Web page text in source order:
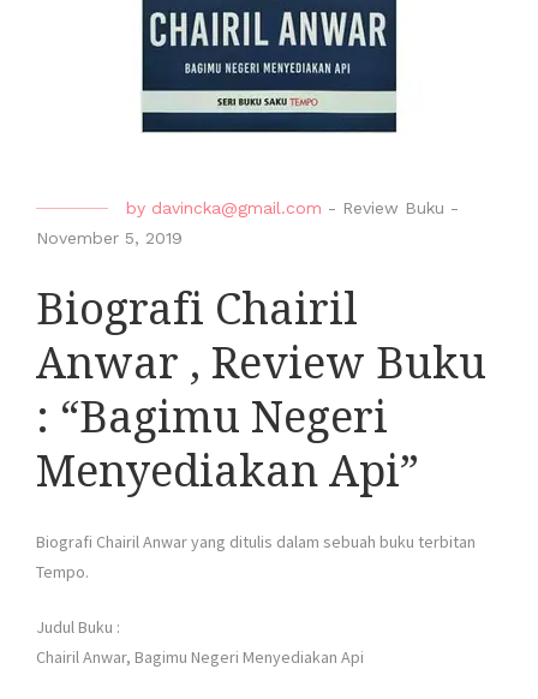
by davincka@gmail.com - Review Buku -
November 5, 2019
Biografi Chairil
Anwar , Review Buku
: “Bagimu Negeri
Menyediakan Api”
Biografi Chairil Anwar yang ditulis dalam sebuah buku terbitan
Tempo.
Judul Buku :
Chairil Anwar, Bagimu Negeri Menyediakan Api